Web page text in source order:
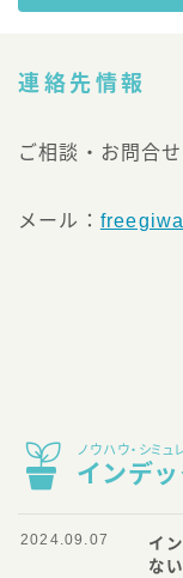
連絡先情報
ご相談・お問合
メール：
ノウハウ・シミュ
インデ
イ
な
2024.09.07